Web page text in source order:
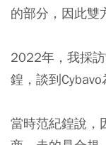
的部分，因此雙
2022年，我採
鍠，談到Cybavo
當時范紀鍠說，